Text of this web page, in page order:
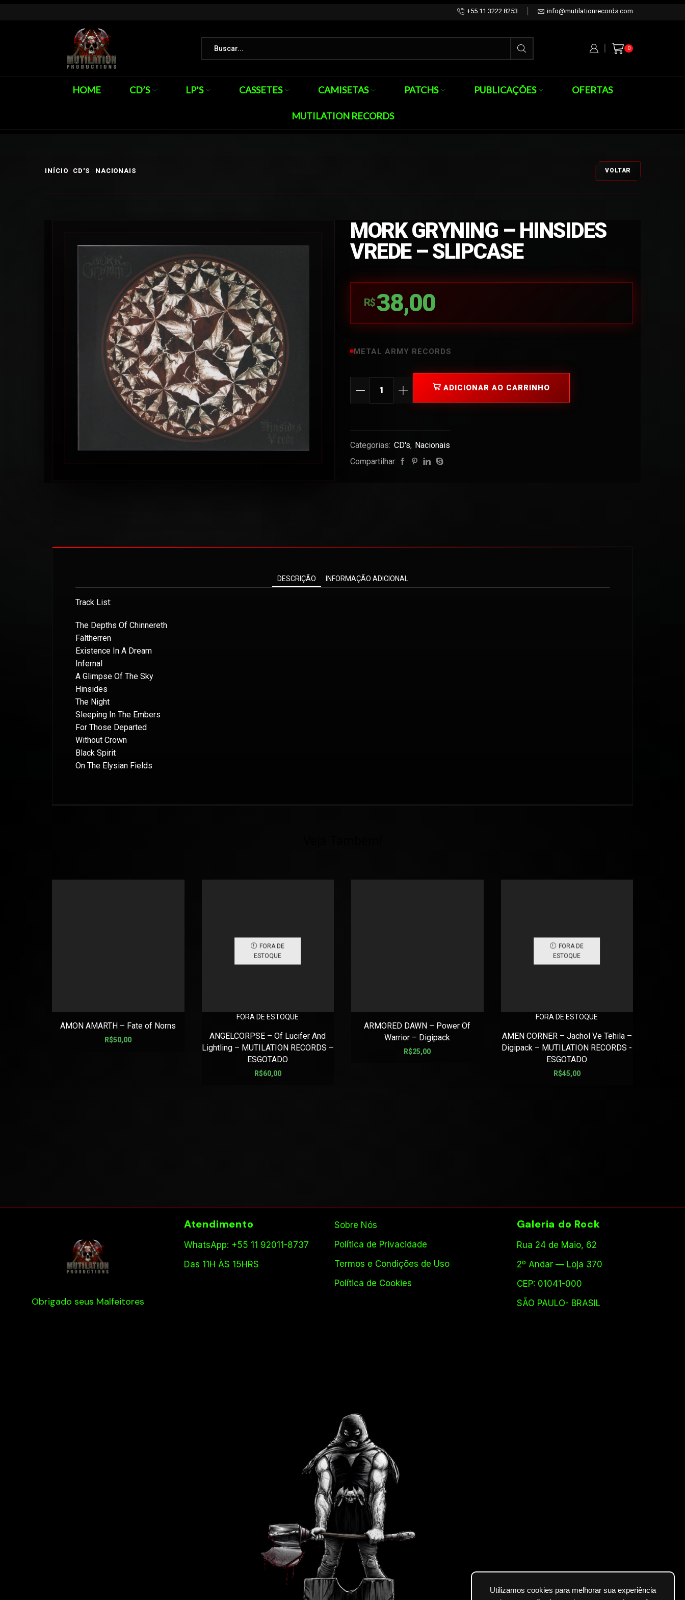
Utilizamos cookies para melhorar sua experiência
+55 11 3222.8253 info@mutilationrecords.com
0
HOME CD’S LP’S CASSETES CAMISETAS PATCHS PUBLICAÇÕES OFERTAS
MUTILATION RECORDS
INÍCIO CD'S NACIONAIS VOLTAR
MORK GRYNING – HINSIDES
VREDE – SLIPCASE
R$ 38,00
METAL ARMY RECORDS
ADICIONAR AO CARRINHO
Categorias: CD's, Nacionais
Compartilhar:
DESCRIÇÃO INFORMAÇÃO ADICIONAL
Track List:
The Depths Of Chinnereth
Fältherren
Existence In A Dream
Infernal
A Glimpse Of The Sky
Hinsides
The Night
Sleeping In The Embers
For Those Departed
Without Crown
Black Spirit
On The Elysian Fields
AMON AMARTH – Fate of Norns
R$50,00
FORA DE
ESTOQUE
FORA DE ESTOQUE
ANGELCORPSE – Of Lucifer And
Lightling – MUTILATION RECORDS –
ESGOTADO
R$60,00
ARMORED DAWN – Power Of
Warrior – Digipack
R$25,00
FORA DE
ESTOQUE
FORA DE ESTOQUE
AMEN CORNER – Jachol Ve Tehila –
Digipack – MUTILATION RECORDS -
ESGOTADO
R$45,00
Obrigado seus Malfeitores
Atendimento
WhatsApp: +55 11 92011-8737
Das 11H ÀS 15HRS
Sobre Nós
Política de Privacidade
Termos e Condições de Uso
Política de Cookies
Galeria do Rock
Rua 24 de Maio, 62
2º Andar — Loja 370
CEP: 01041-000
SÃO PAULO- BRASIL